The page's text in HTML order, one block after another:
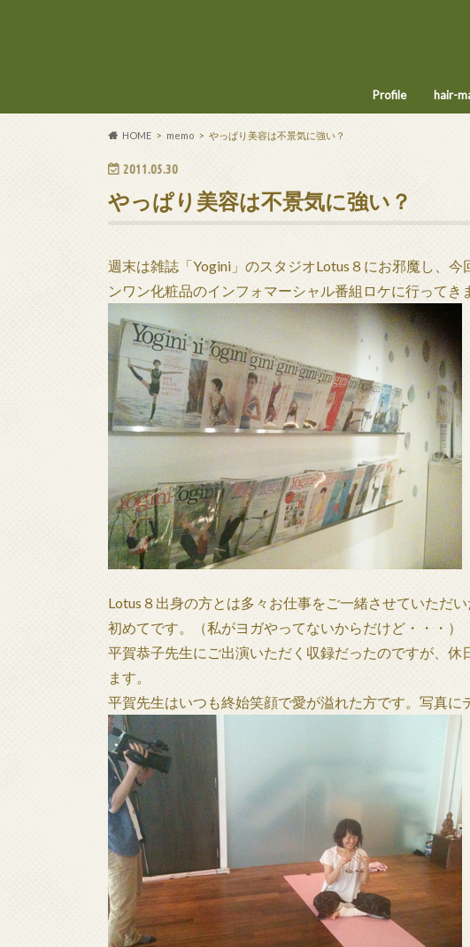
Profile hair-
HOME memo やっぱり美容は不景気に強い？
2011.05.30
やっぱり美容は不景気に強い？
週末は雑誌「Yogini」のスタジオLotus８にお邪魔し、
ンワン化粧品のインフォマーシャル番組ロケに行ってき
Lotus８出身の方とは多々お仕事をご一緒させていただ
初めてです。（私がヨガやってないからだけど・・・）
平賀恭子先生にご出演いただく収録だったのですが、
ます。
平賀先生はいつも終始笑顔で愛が溢れた方です。写真に